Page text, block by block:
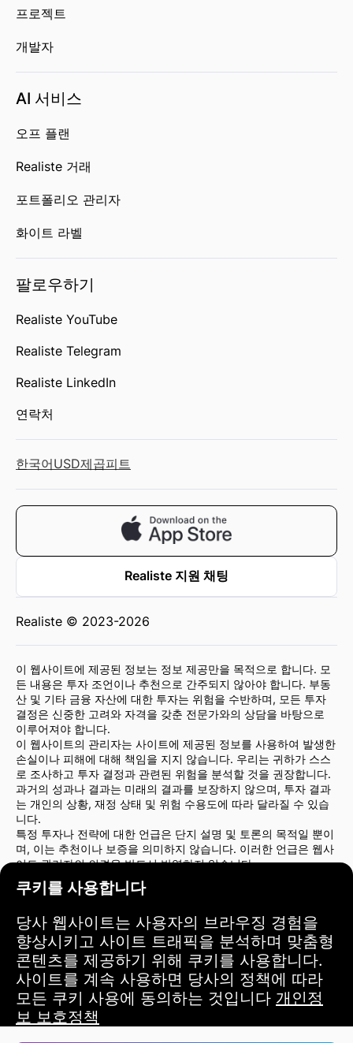
쿠키를 사용합니다
당사 웹사이트는 사용자의 브라우징 경험을
향상시키고 사이트 트래픽을 분석하며 맞춤형
콘텐츠를 제공하기 위해 쿠키를 사용합니다.
사이트를 계속 사용하면 당사의 정책에 따라
모든 쿠키 사용에 동의하는 것입니다 개인정
보 보호정책
프로젝트
개발자
AI 서비스
오프 플랜
Realiste 거래
포트폴리오 관리자
화이트 라벨
팔로우하기
Realiste YouTube
Realiste Telegram
Realiste LinkedIn
연락처
한국어USD제곱피트
Realiste 지원 채팅
Realiste © 2023-2026
이 웹사이트에 제공된 정보는 정보 제공만을 목적으로 합니다. 모
든 내용은 투자 조언이나 추천으로 간주되지 않아야 합니다. 부동
산 및 기타 금융 자산에 대한 투자는 위험을 수반하며, 모든 투자
결정은 신중한 고려와 자격을 갖춘 전문가와의 상담을 바탕으로
이루어져야 합니다.
이 웹사이트의 관리자는 사이트에 제공된 정보를 사용하여 발생한
손실이나 피해에 대해 책임을 지지 않습니다. 우리는 귀하가 스스
로 조사하고 투자 결정과 관련된 위험을 분석할 것을 권장합니다.
과거의 성과나 결과는 미래의 결과를 보장하지 않으며, 투자 결과
는 개인의 상황, 재정 상태 및 위험 수용도에 따라 달라질 수 있습
니다.
특정 투자나 전략에 대한 언급은 단지 설명 및 토론의 목적일 뿐이
며, 이는 추천이나 보증을 의미하지 않습니다. 이러한 언급은 웹사
이트 관리자의 의견을 반드시 반영하지 않습니다.
투자 결정을 내리기 전에 금융 고문이나 법률 전문가와 상담할 것
을 강력히 권장합니다. 귀하의 투자 행동과 그에 따른 위험에 대해
이 웹사이트를 사용함으로써 귀하는 웹사이트 관리자가 사이트에
서 제공된 정보를 사용하여 발생한 직간접적인 손실이나 피해에
대해 책임을 지지 않음을 동의하는 것입니다.
투자 결정을 내릴 때는 주의와 신중을 기울이시기 바랍니다.
이용 약관